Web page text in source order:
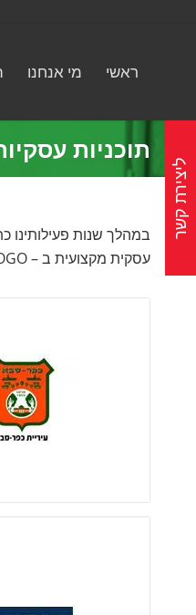
ראשי מי אנחנו
תוכניות
במהלך שנות פעילותינו
עסקית מקצועית ב – GONOGO:
ליצירת קשר